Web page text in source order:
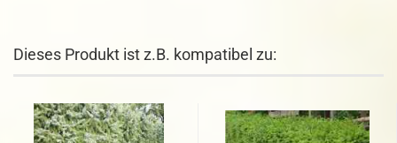
Dieses Produkt ist z.B. kompatibel zu: